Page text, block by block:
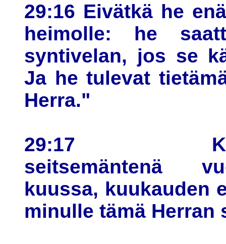
29:16 Eivätkä he
heimolle: he
syntivelan, jos se
Ja he tulevat
Herra."
29:17
seitsemäntenä
kuussa, kuukauden
minulle tämä Herran